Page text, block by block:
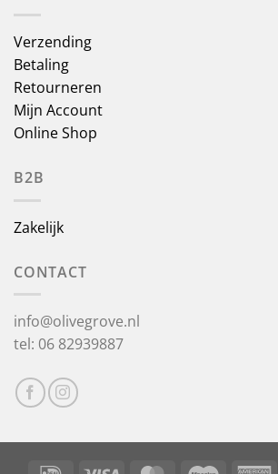
Verzending
Betaling
Retourneren
Mijn Account
Online Shop
B2B
Zakelijk
CONTACT
info@olivegrove.nl
tel: 06 82939887